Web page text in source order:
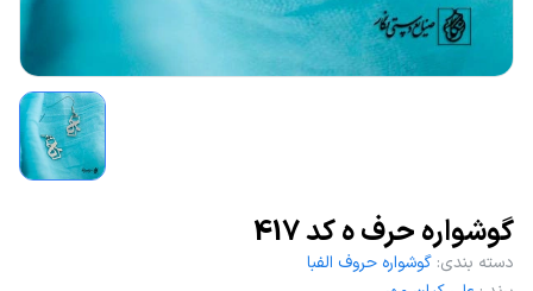
گوشواره حرف ه کد 417
دسته بندی: گوشواره حروف الفبا